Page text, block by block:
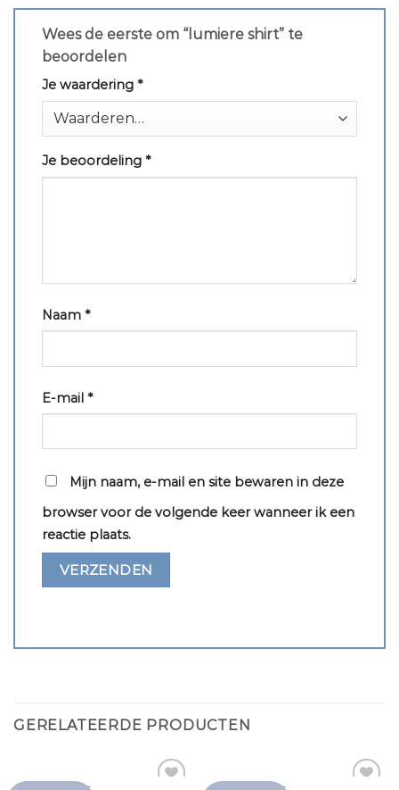
Wees de eerste om “lumiere shirt” te
beoordelen
Je waardering *
Je beoordeling *
Naam *
E-mail *
Mijn naam, e-mail en site bewaren in deze
browser voor de volgende keer wanneer ik een
reactie plaats.
GERELATEERDE PRODUCTEN